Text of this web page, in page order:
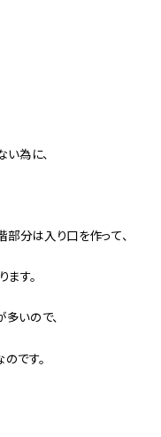
為に、
部分は入り口を作って、
す。
いので、
です。